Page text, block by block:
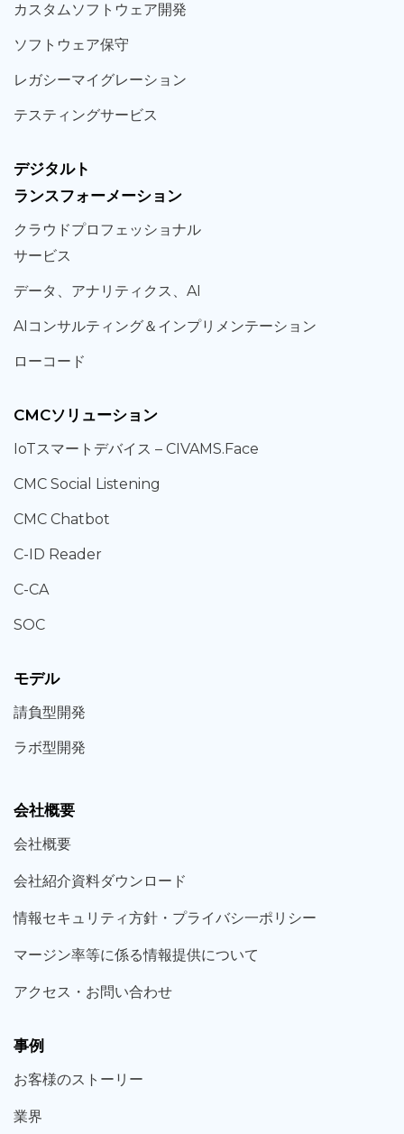
カスタムソフトウェア開発
ソフト ウェア保守
レガシーマイグレーション
テスティングサービス
デジタルト
ランスフォーメーション
クラウドプロフェッショナル
サービス
データ、 アナリティクス、 AI
AIコンサルティング＆ インプリメンテーション
ローコード
CMCソリューション
IoTスマートデバイス – CIVAMS.Face
CMC Social Listening
CMC Chatbot
C-ID Reader
C-CA
SOC
モデル
請負型開発
ラボ型開発
会社概要
会社概要
会社紹介資料ダウンロード
情報セキュリティ方針・プライバシ一ポリシー
マージン率等に係る情報提供について
アクセス・お問い合わせ
事例
お客様のストーリー
業界